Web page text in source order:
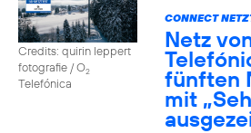
Credits: quirin leppert
fotografie / O2
Telefónica
CONNECT
Netz
fünften
mit